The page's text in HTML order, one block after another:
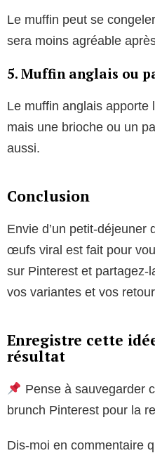
Le muffin peut se
sera moins agréable
5. Muffin anglais ou
Le muffin anglais apporte
mais une brioche ou un
aussi.
Conclusion
Envie d’un petit-déjeuner
œufs viral est fait pour
sur Pinterest et partagez-
vos variantes et vos
Enregistre cette
résultat
Pense à sauvegarder
brunch Pinterest pour la
Dis-moi en commentaire